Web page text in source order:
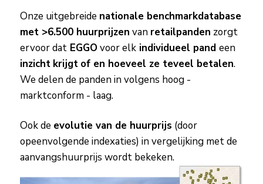
Onze uitgebreide nationale benchmarkdatabase
met >6.500 huurprijzen van retailpanden zorgt
ervoor datEGGOvoor elkindividueel pand een
inzicht krijgt of en hoeveel ze teveel betalen.
We delen de panden in volgens hoog -
marktconform - laag.
Ook de evolutie van de huurprijs (door
opeenvolgende indexaties) in vergelijking met de
aanvangshuurprijs wordt bekeken.